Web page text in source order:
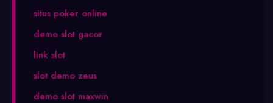
situs poker online
demo slot gacor
link slot
slot demo zeus
demo slot maxwin